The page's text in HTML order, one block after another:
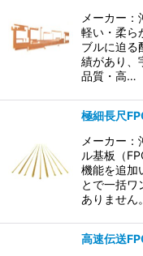
メーカー
軽い・柔ら
ブルに迫る
績があり、
品質・高…
極細長尺
メーカー
ル基板（
機能を追加
とで一括ワ
ありません
高速伝送